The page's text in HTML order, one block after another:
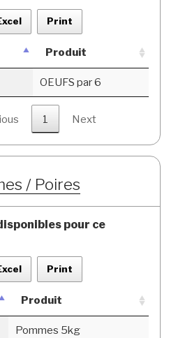
Print
Produit
OEUFS par 6
1 Next
/ Poires
pour ce
Print
Produit
Pommes 5kg